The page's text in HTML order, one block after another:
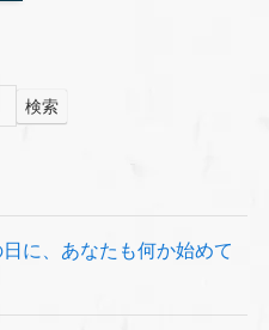
検索
に、あなたも何か始めて